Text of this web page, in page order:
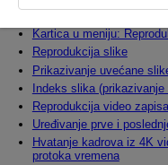
Kartica u meniju:
Reprodukcija slike
Prikazivanje uvećane
Indeks slika
Reprodukcija video zapisa
Uređivanje prve i
Hvatanje kadrova iz 4K
protoka vremena